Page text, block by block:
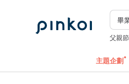
父親節
主題企劃